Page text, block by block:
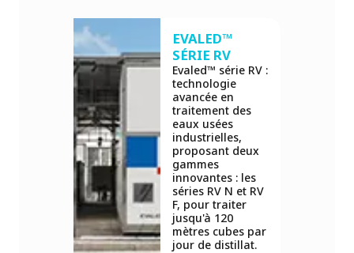
EVALED™
SÉRIE RV
Evaled™ série RV :
technologie
avancée en
traitement des
eaux usées
industrielles,
proposant deux
gammes
innovantes : les
séries RV N et RV
F, pour traiter
jusqu'à 120
mètres cubes par
jour de distillat.